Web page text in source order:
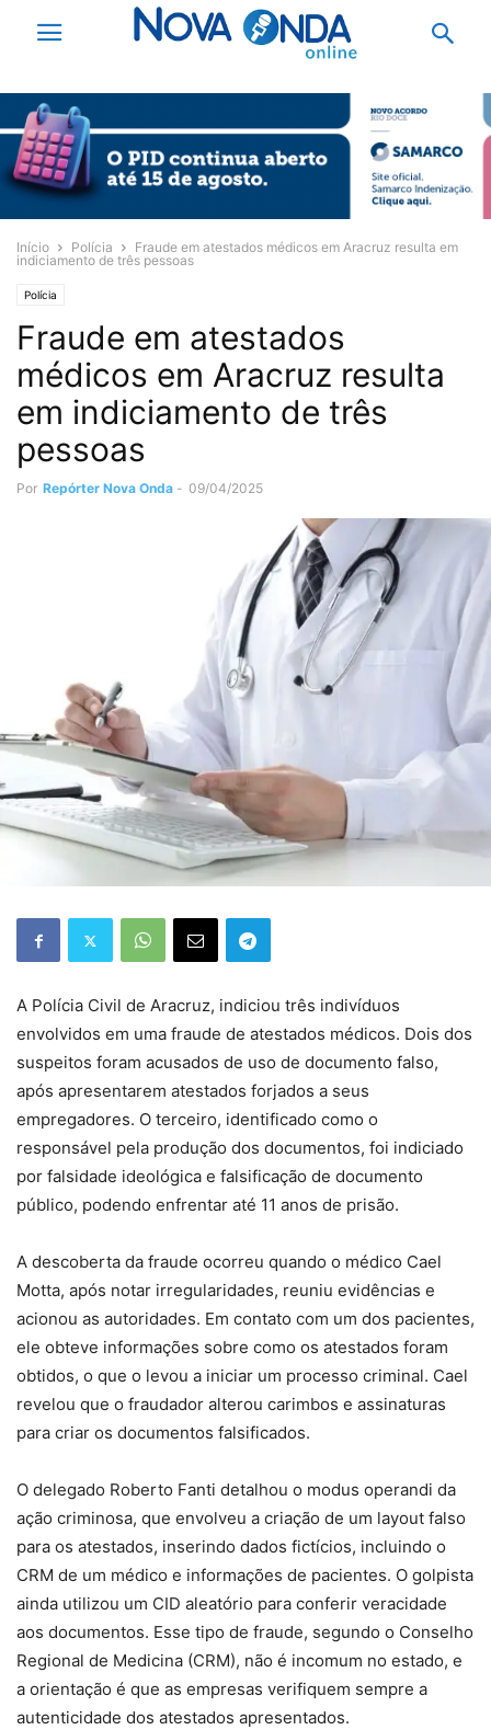
Início Polícia
Fraude em atestados médicos em Aracruz resulta em
indiciamento de três pessoas
Polícia
Fraude em atestados
médicos em Aracruz resulta
em indiciamento de três
pessoas
Por Repórter Nova Onda - 09/04/2025
A Polícia Civil de Aracruz, indiciou três indivíduos
envolvidos em uma fraude de atestados médicos. Dois dos
suspeitos foram acusados de uso de documento falso,
após apresentarem atestados forjados a seus
empregadores. O terceiro, identificado como o
responsável pela produção dos documentos, foi indiciado
por falsidade ideológica e falsificação de documento
público, podendo enfrentar até 11 anos de prisão.
A descoberta da fraude ocorreu quando o médico Cael
Motta, após notar irregularidades, reuniu evidências e
acionou as autoridades. Em contato com um dos pacientes,
ele obteve informações sobre como os atestados foram
obtidos, o que o levou a iniciar um processo criminal. Cael
revelou que o fraudador alterou carimbos e assinaturas
para criar os documentos falsificados.
O delegado Roberto Fanti detalhou o modus operandi da
ação criminosa, que envolveu a criação de um layout falso
para os atestados, inserindo dados fictícios, incluindo o
CRM de um médico e informações de pacientes. O golpista
ainda utilizou um CID aleatório para conferir veracidade
aos documentos. Esse tipo de fraude, segundo o Conselho
Regional de Medicina (CRM), não é incomum no estado, e
a orientação é que as empresas verifiquem sempre a
autenticidade dos atestados apresentados.